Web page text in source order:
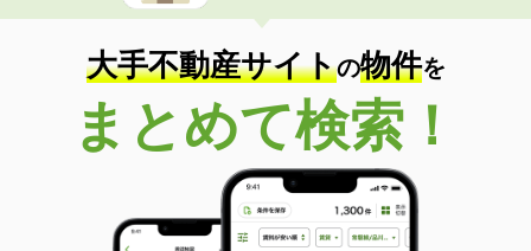
大手不動産サイトの物件を
まとめて検索！